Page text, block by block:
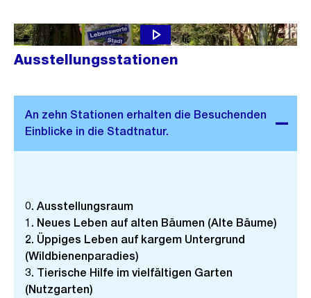
Ausstellungsstationen
n
0. Ausstellungsraum
1. Neues Leben auf alten Bäumen (Alte Bäume)
2. Üppiges Leben auf kargem Untergrund
(Wildbienenparadies)
3. Tierische Hilfe im vielfältigen Garten
(Nutzgarten)